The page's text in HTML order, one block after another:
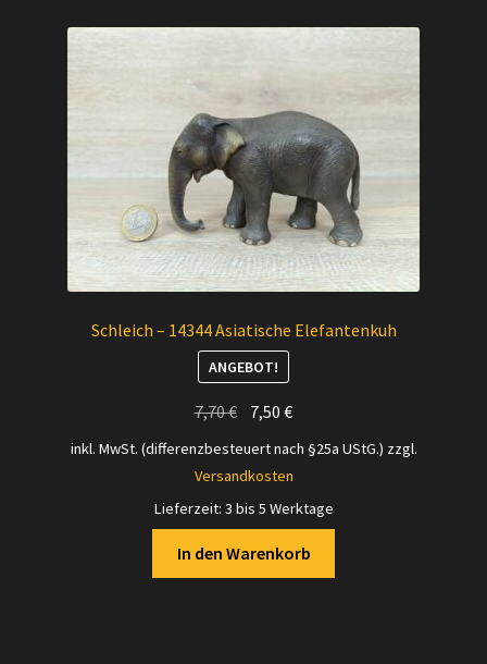
Schleich – 14344 Asiatische Elefantenkuh
ANGEBOT!
7,70€ Ursprünglicher
7,50€Aktueller
inkl. MwSt. (differenzbesteuert nach §25a UStG.) zzgl.
Versandkosten
Lieferzeit: 3 bis 5 Werktage
In den Warenkorb